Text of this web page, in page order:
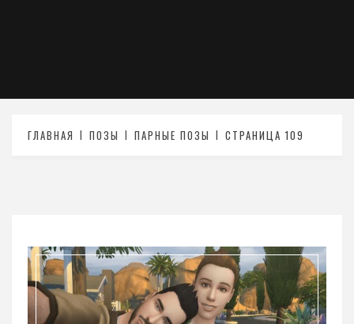
ГЛАВНАЯ ПОЗЫ ПАРНЫЕ ПОЗЫ СТРАНИЦА 109